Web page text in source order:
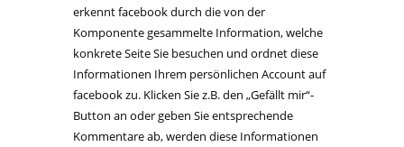
erkennt facebook durch die von der
Komponente gesammelte Information, welche
konkrete Seite Sie besuchen und ordnet diese
Informationen Ihrem persönlichen Account auf
facebook zu. Klicken Sie z.B. den „Gefällt mir“-
Button an oder geben Sie entsprechende
Kommentare ab, werden diese Informationen